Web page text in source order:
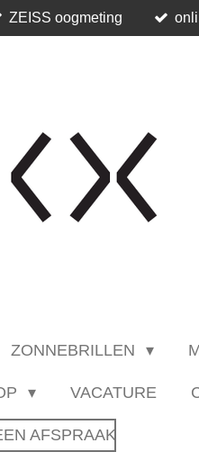
ZEISS oogmeting
ZONNEBRILLEN
VACATURE
AFSPRAAK